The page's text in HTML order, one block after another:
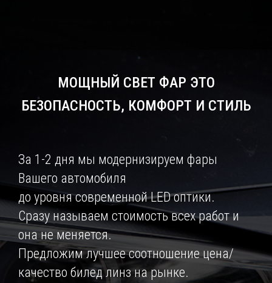
МОЩНЫЙ СВЕТ ФАР ЭТО
БЕЗОПАСНОСТЬ, КОМФОРТ И СТИЛЬ
За 1-2 дня мы модернизируем фары
Вашего автомобиля
до уровня современной LED оптики.
Сразу называем стоимость всех работ и
она не меняется.
Предложим лучшее соотношение цена/
качество билед линз на рынке.